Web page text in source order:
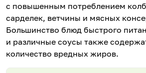
с повышенным потреблением
сарделек, ветчины и мясных
Большинство блюд быстрого
и различные соусы также
количество вредных жиров.